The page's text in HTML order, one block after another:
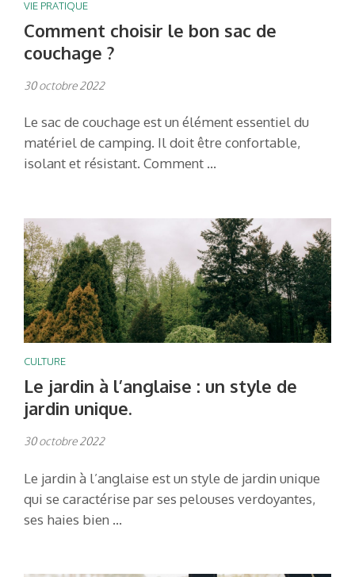
VIE PRATIQUE
Comment choisir le bon sac de
couchage ?
30 octobre 2022
Le sac de couchage est un élément essentiel du
matériel de camping. Il doit être confortable,
isolant et résistant. Comment …
CULTURE
Le jardin à l’anglaise : un style de
jardin unique.
30 octobre 2022
Le jardin à l’anglaise est un style de jardin unique
qui se caractérise par ses pelouses verdoyantes,
ses haies bien …